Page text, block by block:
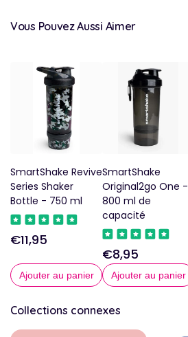
Vous Pouvez Aussi Aimer
SmartShake Revive
Series Shaker
Bottle - 750 ml
Prix
régulier
€11,95
Ajouter au panier
SmartShake
Original2go One -
800 ml de
capacité
Prix
régulier
€8,95
Ajouter au panier
Collections connexes